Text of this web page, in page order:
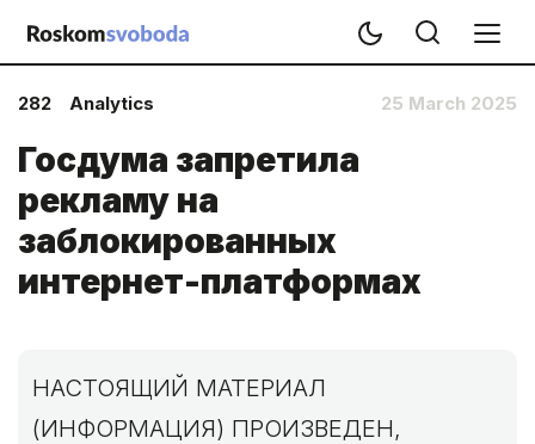
282 Analytics 25 March 2025
Госдума запретила
рекламу на
заблокированных
интернет-платформах
НАСТОЯЩИЙ МАТЕРИАЛ
(ИНФОРМАЦИЯ) ПРОИЗВЕДЕН,